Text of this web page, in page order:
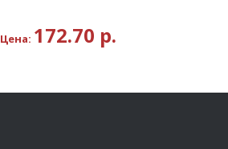
Цена: 172.70 р.